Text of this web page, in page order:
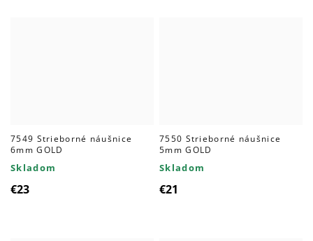
7549 Strieborné náušnice
6mm GOLD
Skladom
€23
7550 Strieborné náušnice
5mm GOLD
Skladom
€21